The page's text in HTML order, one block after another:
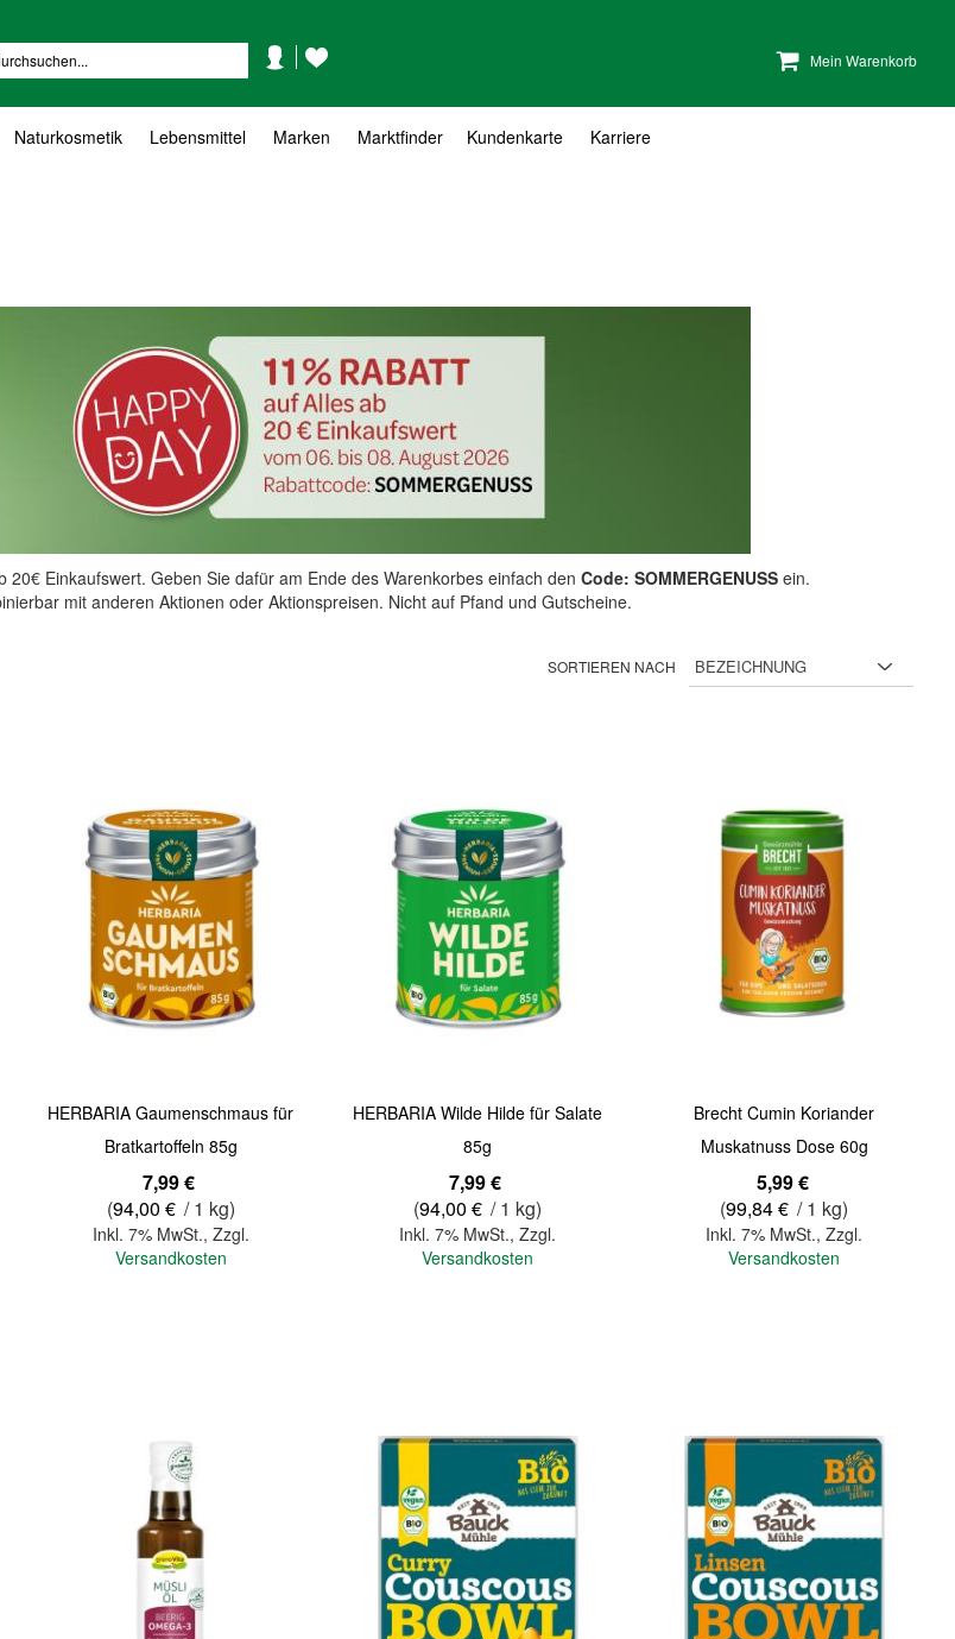
Mein Warenkorb
KontoWunschzettel
Naturkosmetik Lebensmittel Marken Marktfinder Kundenkarte Karriere
20€ Einkaufswert. Geben Sie dafür am Ende des Warenkorbes einfach den Code: SOMMERGENUSSein.
mit anderen Aktionen oder Aktionspreisen. Nicht auf Pfand und Gutscheine.
SORTIEREN NACH
HERBARIA Gaumenschmaus für
Bratkartoffeln 85g
7,99 €
(94,00 € / 1 kg)
Inkl. 7% MwSt., Zzgl.
Versandkosten
HERBARIA Wilde Hilde für Salate
85g
7,99 €
(94,00 € / 1 kg)
Inkl. 7% MwSt., Zzgl.
Versandkosten
Brecht Cumin Koriander
Muskatnuss Dose 60g
5,99 €
(99,84 € / 1 kg)
Inkl. 7% MwSt.,Zzgl.
Versandkosten